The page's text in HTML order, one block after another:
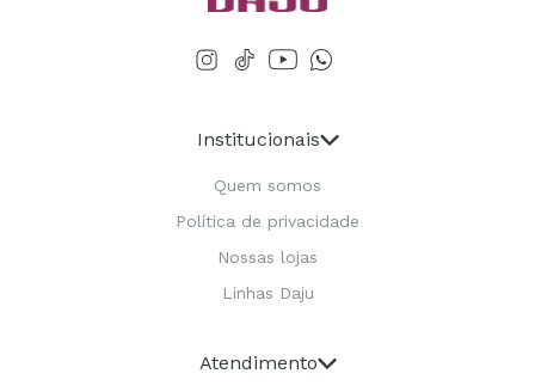
Institucionais
Quem somos
Política de privacidade
Nossas lojas
Linhas Daju
Atendimento